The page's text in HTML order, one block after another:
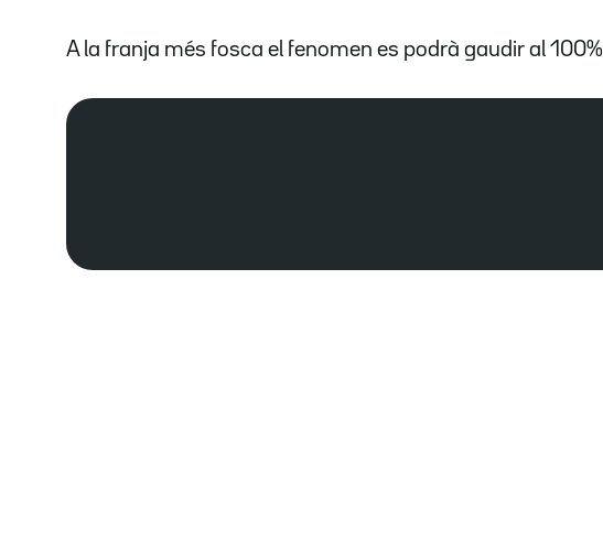
A la franja més fosca el fenomen es podrà gaudir al 100%